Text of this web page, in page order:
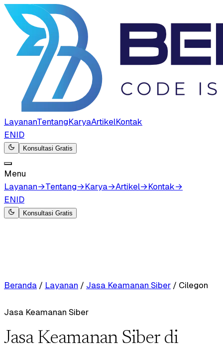
LayananTentangKaryaArtikelKontak
ENID
Konsultasi Gratis
Menu
Layanan→Tentang→Karya→Artikel→Kontak→
ENID
Konsultasi Gratis
Beranda / Layanan / Jasa Keamanan Siber / Cilegon
Jasa Keamanan Siber
Jasa Keamanan Siber di